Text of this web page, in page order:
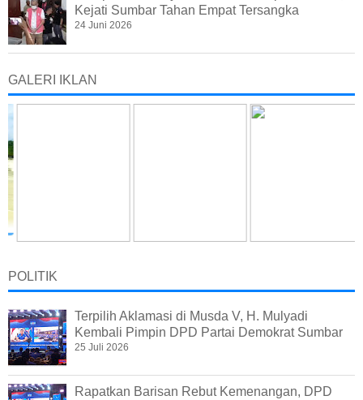
Kejati Sumbar Tahan Empat Tersangka
24 Juni 2026
GALERI IKLAN
POLITIK
Terpilih Aklamasi di Musda V, H. Mulyadi
Kembali Pimpin DPD Partai Demokrat Sumbar
25 Juli 2026
Rapatkan Barisan Rebut Kemenangan, DPD